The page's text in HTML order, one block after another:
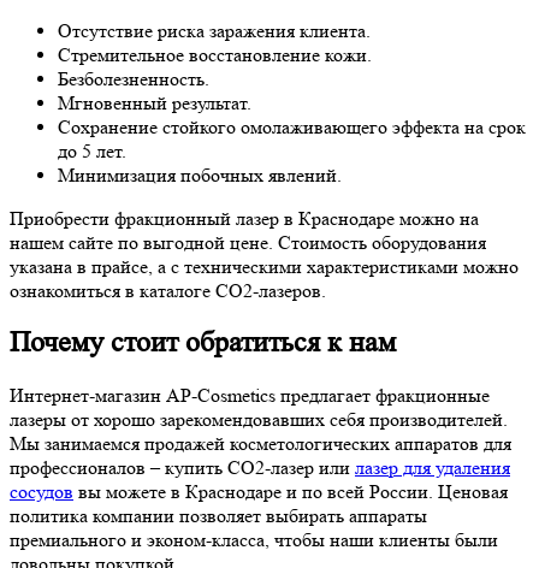
Отсутствие риска заражения клиента.
Стремительное восстановление кожи.
Безболезненность.
Мгновенный результат.
Сохранение стойкого омолаживающего эффекта на срок
до 5 лет.
Минимизация побочных явлений.
Приобрести фракционный лазер в Краснодаре можно на
нашем сайте по выгодной цене. Стоимость оборудования
указана в прайсе, а с техническими характеристиками можно
ознакомиться в каталоге CO2-лазеров.
Почему стоит обратиться к нам
Интернет-магазин AP-Cosmetics предлагает фракционные
лазеры от хорошо зарекомендовавших себя производителей.
Мы занимаемся продажей косметологических аппаратов для
профессионалов – купить СО2-лазер или лазер для удаления
сосудов вы можете в Краснодаре и по всей России. Ценовая
политика компании позволяет выбирать аппараты
премиального и эконом-класса, чтобы наши клиенты были